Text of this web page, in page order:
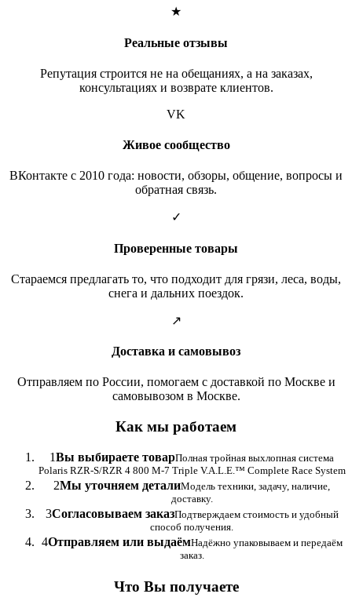
★
Реальные отзывы
Репутация строится не на обещаниях, а на заказах,
консультациях и возврате клиентов.
VK
Живое сообщество
ВКонтакте с 2010 года: новости, обзоры, общение, вопросы и
обратная связь.
✓
Проверенные товары
Стараемся предлагать то, что подходит для грязи, леса, воды,
снега и дальних поездок.
↗
Доставка и самовывоз
Отправляем по России, помогаем с доставкой по Москве и
самовывозом в Москве.
Как мы работаем
1Вы выбираете товарПолная тройная выхлопная система
Polaris RZR-S/RZR 4 800 M-7 Triple V.A.L.E.™ Complete Race System
2Мы уточняем деталиМодель техники, задачу, наличие,
доставку.
3Согласовываем заказПодтверждаем стоимость и удобный
способ получения.
4Отправляем или выдаёмНадёжно упаковываем и передаём
заказ.
Что Вы получаете